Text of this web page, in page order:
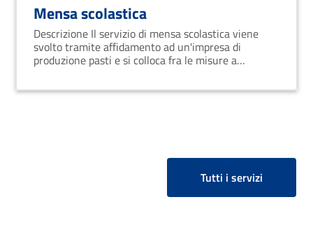
Mensa scolastica
Descrizione Il servizio di mensa scolastica viene
svolto tramite affidamento ad un'impresa di
produzione pasti e si colloca fra le misure a
Tutti i servizi